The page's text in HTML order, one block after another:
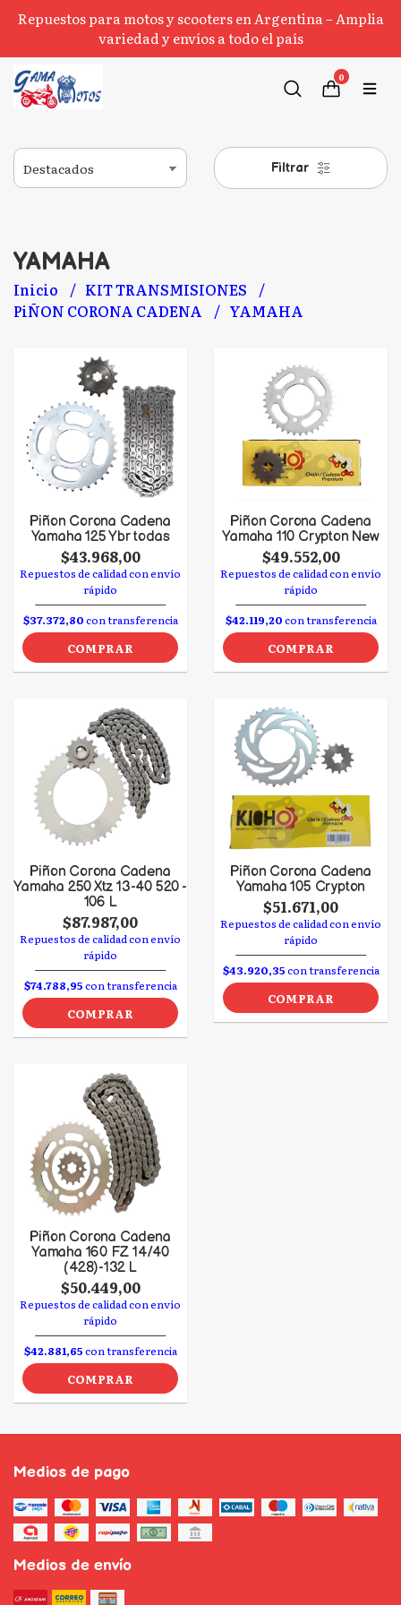
Repuestos para motos y scooters en Argentina – Amplia
variedad y envíos a todo el país
0
Filtrar
YAMAHA
Inicio
KIT TRANSMISIONES
PiÑON CORONA CADENA
YAMAHA
Piñon Corona Cadena
Yamaha 125 Ybr todas
$43.968,00
Repuestos de calidad con envío
rápido
$37.372,80con transferencia
COMPRAR
Piñon Corona Cadena
Yamaha 110 Crypton New
$49.552,00
Repuestos de calidad con envío
rápido
$42.119,20con transferencia
COMPRAR
Piñon Corona Cadena
Yamaha 250 Xtz 13-40 520 -
106 L
$87.987,00
Repuestos de calidad con envío
rápido
$74.788,95con transferencia
COMPRAR
Piñon Corona Cadena
Yamaha 105 Crypton
$51.671,00
Repuestos de calidad con envío
rápido
$43.920,35con transferencia
COMPRAR
Piñon Corona Cadena
Yamaha 160 FZ 14/40
(428)-132 L
$50.449,00
Repuestos de calidad con envío
rápido
$42.881,65con transferencia
COMPRAR
Medios de pago
Medios de envío